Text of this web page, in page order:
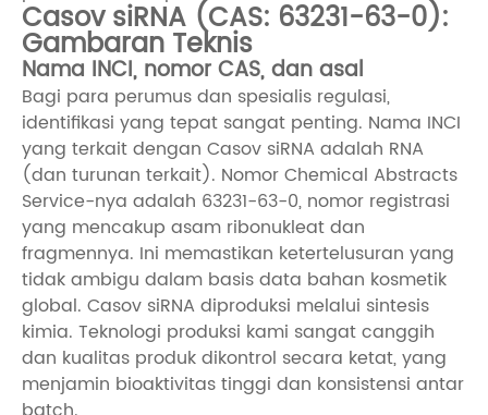
Casov siRNA (CAS: 63231-63-0):
Gambaran Teknis
Nama INCI, nomor CAS, dan asal
Bagi para perumus dan spesialis regulasi,
identifikasi yang tepat sangat penting. Nama INCI
yang terkait dengan Casov siRNA adalah RNA
(dan turunan terkait). Nomor Chemical Abstracts
Service-nya adalah 63231-63-0, nomor registrasi
yang mencakup asam ribonukleat dan
fragmennya. Ini memastikan ketertelusuran yang
tidak ambigu dalam basis data bahan kosmetik
global. Casov siRNA diproduksi melalui sintesis
kimia. Teknologi produksi kami sangat canggih
dan kualitas produk dikontrol secara ketat, yang
menjamin bioaktivitas tinggi dan konsistensi antar